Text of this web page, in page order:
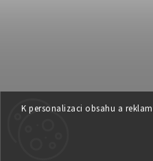
K personalizaci obsahu a